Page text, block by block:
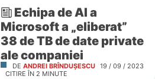
Echipa de AI a
Microsoft a „eliberat”
38 de TB de date private
ale companiei
DE ANDREI BRÎNDUȘESCU 19 / 09 / 2023
CITIRE ÎN 2 MINUTE